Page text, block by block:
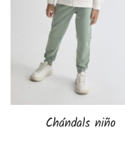
Chándals niño